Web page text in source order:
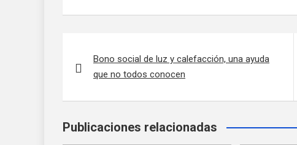
Bono social de luz y calefacción, una ayuda
que no todos conocen
Publicaciones relacionadas